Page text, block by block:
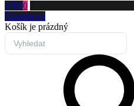
0 Kč0
Dropdown
Košík je prázdný